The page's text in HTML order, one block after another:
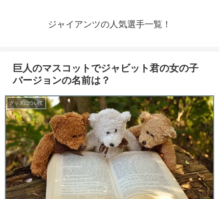
ジャイアンツの人気選手一覧！
巨人のマスコットでジャビット君の女の子
バージョンの名前は？
グッズについて